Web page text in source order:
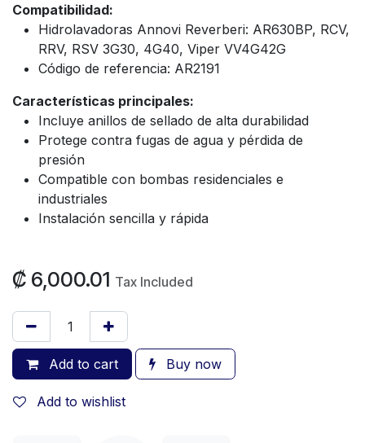
Compatibilidad:
Hidrolavadoras Annovi Reverberi: AR630BP, RCV,
RRV, RSV 3G30, 4G40, Viper VV4G42G
Código de referencia: AR2191
Características principales:
Incluye anillos de sellado de alta durabilidad
Protege contra fugas de agua y pérdida de
presión
Compatible con bombas residenciales e
industriales
Instalación sencilla y rápida
₡ 6,000.01 Tax Included
Add to cart Buy now
Add to wishlist